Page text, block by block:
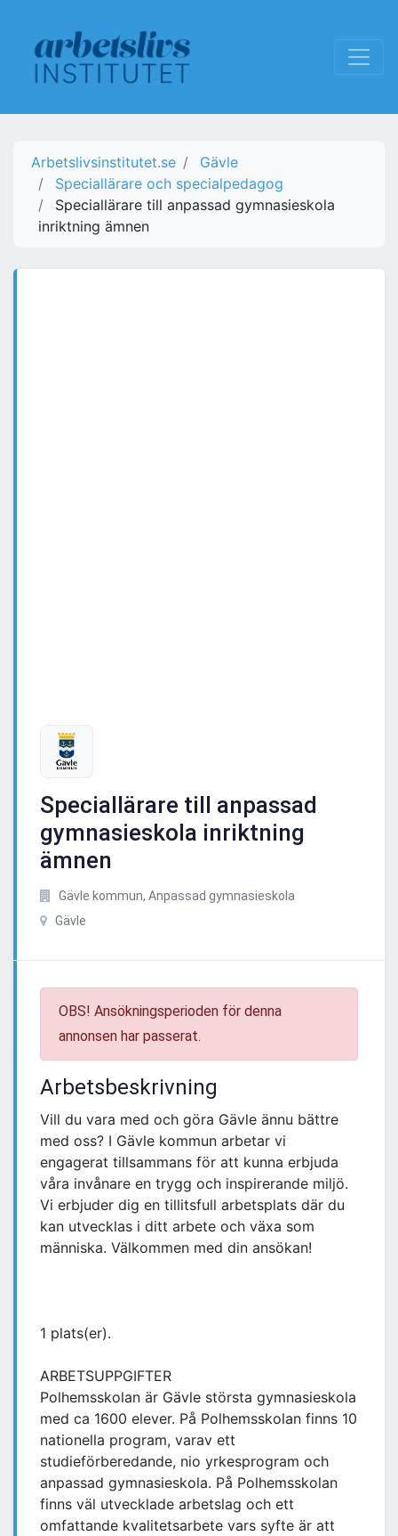
Arbetslivsinstitutet.se
Gävle
Speciallärare och specialpedagog
Speciallärare till anpassad gymnasieskola
inriktning ämnen
Speciallärare till anpassad
gymnasieskola inriktning
ämnen
Gävle kommun, Anpassad gymnasieskola
Gävle
OBS! Ansökningsperioden för denna
annonsen har passerat.
Arbetsbeskrivning
Vill du vara med och göra Gävle ännu bättre
med oss? I Gävle kommun arbetar vi
engagerat tillsammans för att kunna erbjuda
våra invånare en trygg och inspirerande miljö.
Vi erbjuder dig en tillitsfull arbetsplats där du
kan utvecklas i ditt arbete och växa som
människa. Välkommen med din ansökan!
1 plats(er).
ARBETSUPPGIFTER
Polhemsskolan är Gävle största gymnasieskola
med ca 1600 elever. På Polhemsskolan finns 10
nationella program, varav ett
studieförberedande, nio yrkesprogram och
anpassad gymnasieskola. På Polhemsskolan
finns väl utvecklade arbetslag och ett
omfattande kvalitetsarbete vars syfte är att